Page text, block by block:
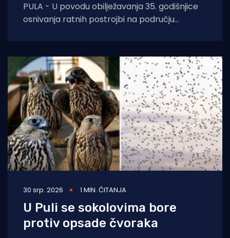
PULA - U povodu obilježavanja 35. godišnjice
osnivanja ratnih postrojbi na području
30 srp. 2026 1 MIN. ČITANJA
U Puli se sokolovima bore
protiv opsade čvoraka